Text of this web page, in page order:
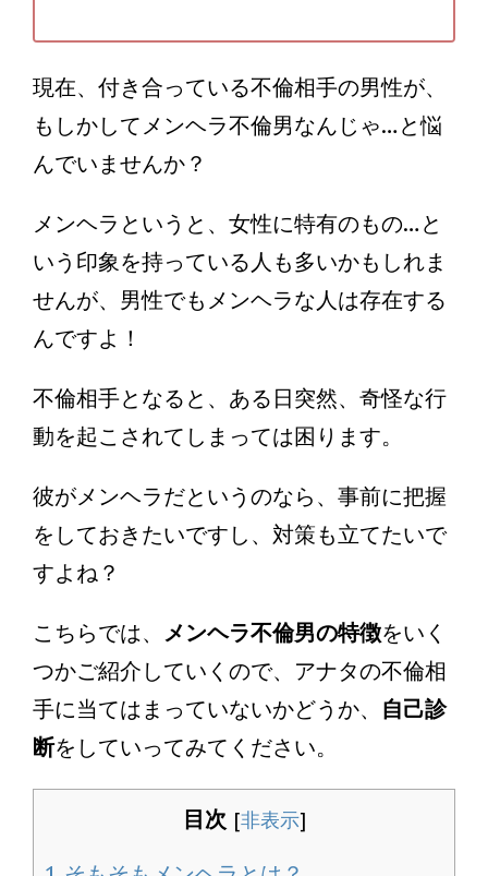
現在、付き合っている不倫相手の男性が、
もしかしてメンヘラ不倫男なんじゃ…と悩
んでいませんか？
メンヘラというと、女性に特有のもの…と
いう印象を持っている人も多いかもしれま
せんが、男性でもメンヘラな人は存在する
んですよ！
不倫相手となると、ある日突然、奇怪な行
動を起こされてしまっては困ります。
彼がメンヘラだというのなら、事前に把握
をしておきたいですし、対策も立てたいで
すよね？
こちらでは、 メンヘラ不倫男の特徴をいく
つかご紹介していくので、アナタの不倫相
手に当てはまっていないかどうか、 自己診
断をしていってみてください。
目次 [非表示]